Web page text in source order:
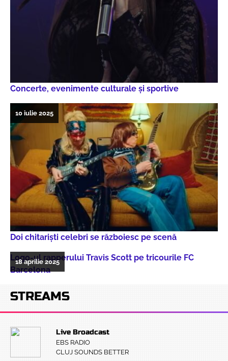
Concerte, evenimente culturale şi sportive
Doi chitarişti celebri se războiesc pe scenă
10 iulie 2025
Logo-ul rapperului Travis Scott pe tricourile FC
Barcelona
18 aprilie 2025
STREAMS
Live Broadcast
EBS RADIO
CLUJ SOUNDS BETTER